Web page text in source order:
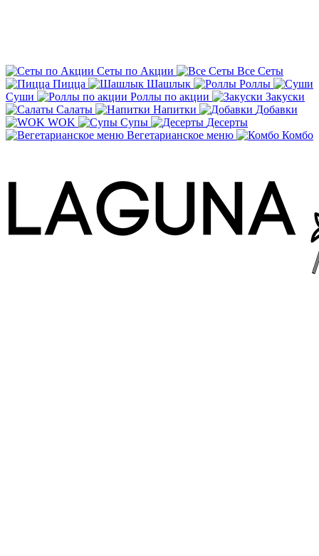
Сеты по Акции
Все Сеты
Пицца
Шашлык
Роллы
Суши
Роллы по акции
Закуски
Салаты
Напитки
Добавки
WOK
Супы
Десерты
Вегетарианское меню
Комбо